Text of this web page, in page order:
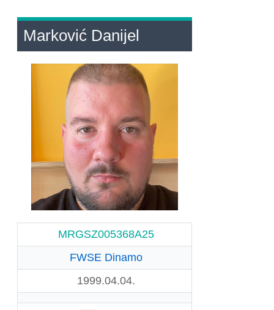
Marković Danijel
MRGSZ005368A25
FWSE Dinamo
1999.04.04.